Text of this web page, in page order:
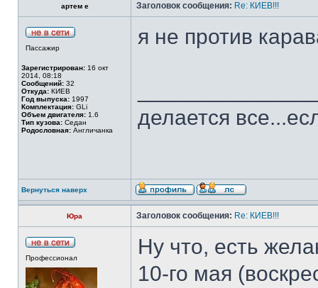
артем е Заголовок сообщения: Re: КИЕВ!!!
Пассажир
Зарегистрирован: 16 окт
2014, 08:18
Сообщений: 32
Откуда: КИЕВ
Год выпуска: 1997
Комплектация: GLi
Объем двигателя: 1.6
Тип кузова: Седан
Родословная: Англичанка
я не против
делается
Вернуться наверх
Юра Заголовок сообщения: Re: КИЕВ!!!
Профессионал
Ну что, есть
10-го мая